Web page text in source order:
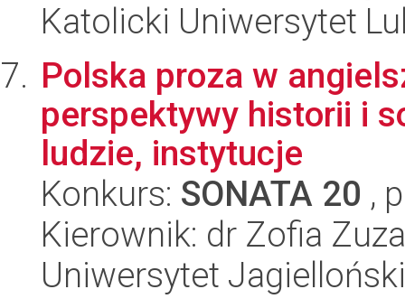
Katolicki Uniwersytet
Polska proza w
perspektywy historii i
ludzie, instytucje
Konkurs: SONATA 20 ,
Kierownik: dr Zofia
Uniwersytet Jagielloński